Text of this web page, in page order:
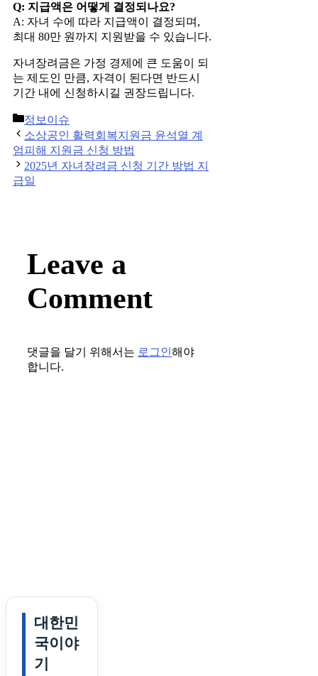
Q: 지급액은 어떻게 결정되나요?
A: 자녀 수에 따라 지급액이 결정되며,
최대 80만 원까지 지원받을 수 있습니다.
자녀장려금은 가정 경제에 큰 도움이 되
는 제도인 만큼, 자격이 된다면 반드시
기간 내에 신청하시길 권장드립니다.
Categories
정보이슈
Post
navigation
소상공인 활력회복지원금 윤석열 계
엄피해 지원금 신청 방법
2025년 자녀장려금 신청 기간 방법 지
급일
Leave a
Comment
댓글을 달기 위해서는 로그인해야
합니다.
대한민
국이야
기